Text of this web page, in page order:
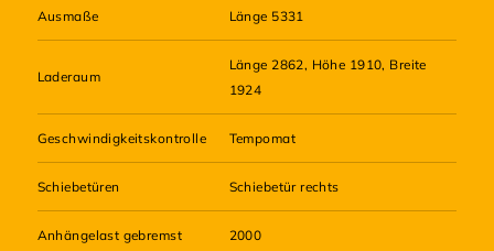
Ausmaße Länge 5331
Laderaum
Länge 2862, Höhe 1910, Breite
1924
Geschwindigkeitskontrolle Tempomat
Schiebetüren Schiebetür rechts
Anhängelast gebremst 2000